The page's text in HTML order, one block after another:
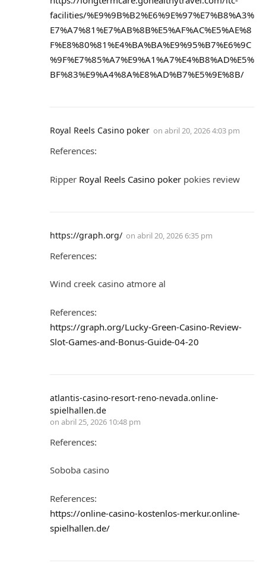
facilities/%E9%9B%B2%E6%9E%97%E7%B8%A3%
E7%A7%81%E7%AB%8B%E5%AF%AC%E5%AE%8
F%E8%80%81%E4%BA%BA%E9%95%B7%E6%9C
%9F%E7%85%A7%E9%A1%A7%E4%B8%AD%E5%
BF%83%E9%A4%8A%E8%AD%B7%E5%9E%8B/
Royal Reels Casino poker on abril 20, 2026 4:03 pm
References:
Ripper Royal Reels Casino poker pokies review
https://graph.org/ on abril 20, 2026 6:35 pm
References:
Wind creek casino atmore al
References:
https://graph.org/Lucky-Green-Casino-Review-
Slot-Games-and-Bonus-Guide-04-20
atlantis-casino-resort-reno-nevada.online-
spielhallen.de
on abril 25, 2026 10:48 pm
References:
Soboba casino
References:
https://online-casino-kostenlos-merkur.online-
spielhallen.de/